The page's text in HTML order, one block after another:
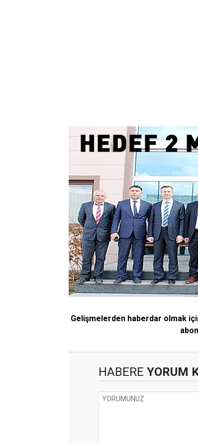
Gelişmelerden haberdar olmak
HABERE YORUM